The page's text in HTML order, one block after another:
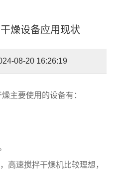
燥设备应用现状
08-20 16:26:19
主要使用的设备有：
速搅拌干燥机比较理想，